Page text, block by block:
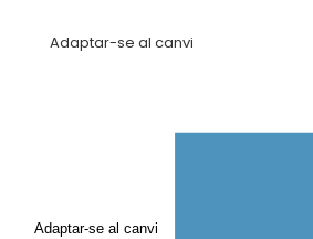
Adaptar-se al canvi
Adaptar-se al canvi